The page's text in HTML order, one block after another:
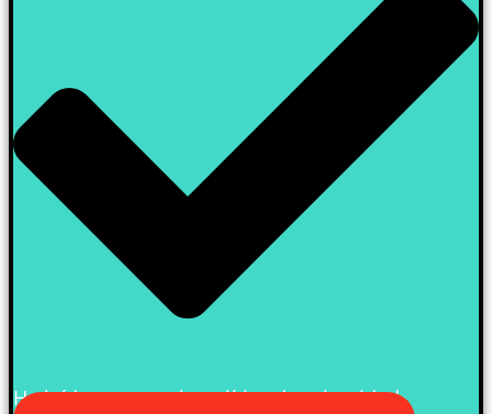
He leído y acepto la política de privacidad